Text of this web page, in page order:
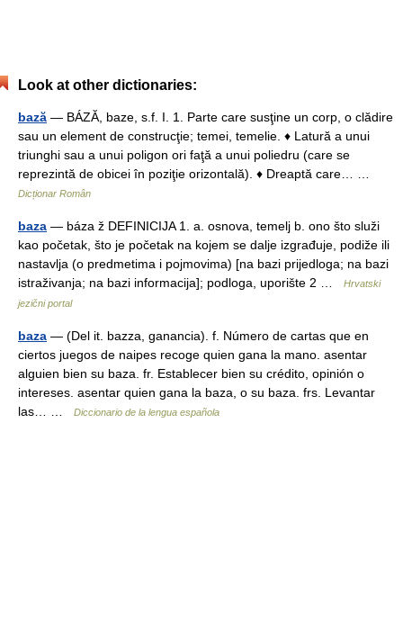
Look at other dictionaries:
bază — BÁZĂ, baze, s.f. I. 1. Parte care susţine un corp, o clădire
sau un element de construcţie; temei, temelie. ♦ Latură a unui
triunghi sau a unui poligon ori faţă a unui poliedru (care se
reprezintă de obicei în poziţie orizontală). ♦ Dreaptă care… …
Dicționar Român
baza — báza ž DEFINICIJA 1. a. osnova, temelj b. ono što služi
kao početak, što je početak na kojem se dalje izgrađuje, podiže ili
nastavlja (o predmetima i pojmovima) [na bazi prijedloga; na bazi
istraživanja; na bazi informacija]; podloga, uporište 2 …
Hrvatski
jezični portal
baza — (Del it. bazza, ganancia). f. Número de cartas que en
ciertos juegos de naipes recoge quien gana la mano. asentar
alguien bien su baza. fr. Establecer bien su crédito, opinión o
intereses. asentar quien gana la baza, o su baza. frs. Levantar
las… …
Diccionario de la lengua española